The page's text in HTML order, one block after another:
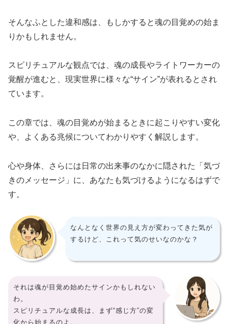
そんなふとした違和感は、もしかすると魂の目覚めの始ま
りかもしれません。
スピリチュアルな観点では、魂の成長やライトワーカーの
覚醒が進むと、現実世界に様々な“サイン”が表れるとされ
ています。
この章では、魂の目覚めが始まるときに起こりやすい変化
や、よくある兆候についてわかりやすく解説します。
心や身体、さらには日常の出来事のなかに隠された「気づ
きのメッセージ」に、あなたも気づけるようになるはずで
す。
なんとなく世界の見え方が変わってきた気が
するけど、これって気のせいなのかな？
それは魂が目覚め始めたサインかもしれない
わ。
スピリチュアルな成長は、まず“感じ方”の変
化から始まるのよ。